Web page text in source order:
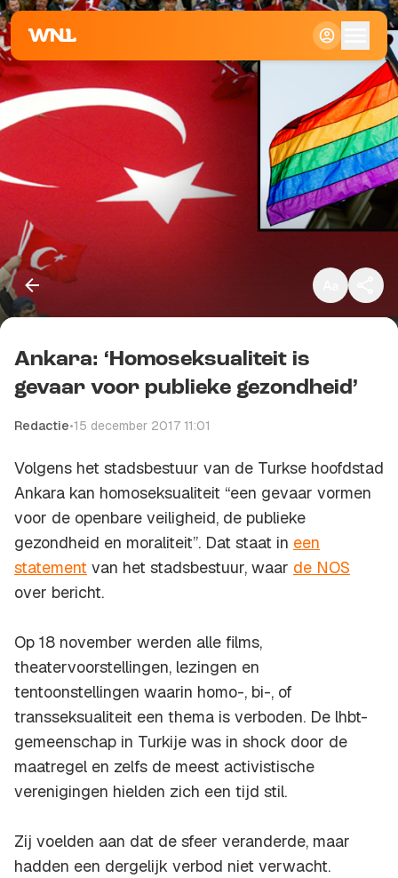
Klein
Standaard
Kopieer link
Ankara: ‘Homoseksualiteit is
gevaar voor publieke gezondheid’
Redactie•15 december 2017 11:01
Volgens het stadsbestuur van de Turkse hoofdstad
Ankara kan homoseksualiteit “een gevaar vormen
voor de openbare veiligheid, de publieke
gezondheid en moraliteit”. Dat staat in een
statement van het stadsbestuur, waar de NOS
over bericht.
Op 18 november werden alle films,
theatervoorstellingen, lezingen en
tentoonstellingen waarin homo-, bi-, of
transseksualiteit een thema is verboden. De lhbt-
gemeenschap in Turkije was in shock door de
maatregel en zelfs de meest activistische
verenigingen hielden zich een tijd stil.
Zij voelden aan dat de sfeer veranderde, maar
hadden een dergelijk verbod niet verwacht.